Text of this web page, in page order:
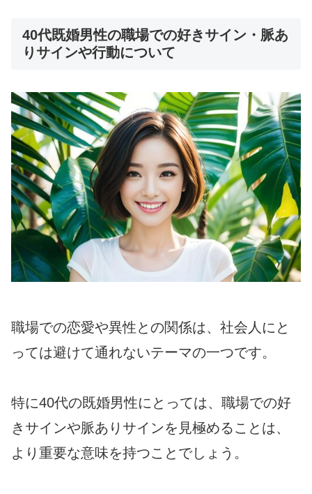
40代既婚男性の職場での好きサイン・脈あ
りサインや行動について
職場での恋愛や異性との関係は、社会人にと
っては避けて通れないテーマの一つです。
特に40代の既婚男性にとっては、職場での好
きサインや脈ありサインを見極めることは、
より重要な意味を持つことでしょう。